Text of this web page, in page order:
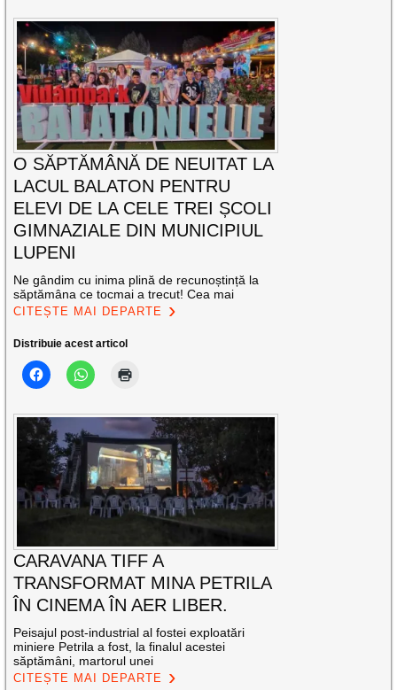
O SĂPTĂMÂNĂ DE NEUITAT LA
LACUL BALATON PENTRU
ELEVI DE LA CELE TREI ȘCOLI
GIMNAZIALE DIN MUNICIPIUL
LUPENI
Ne gândim cu inima plină de recunoștință la
săptămâna ce tocmai a trecut! Cea mai
CITEȘTE MAI DEPARTE
Distribuie acest articol
CARAVANA TIFF A
TRANSFORMAT MINA PETRILA
ÎN CINEMA ÎN AER LIBER.
Peisajul post-industrial al fostei exploatări
miniere Petrila a fost, la finalul acestei
săptămâni, martorul unei
CITEȘTE MAI DEPARTE